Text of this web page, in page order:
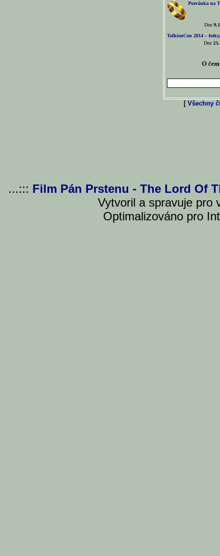
Pozvánka na
Dne
TolkienCon 2014 –
Dne
O
[ Všechny
...::: Film Pán Prstenu - The Lord Of
Vytvoril a spravuje pro
Optimalizováno pro